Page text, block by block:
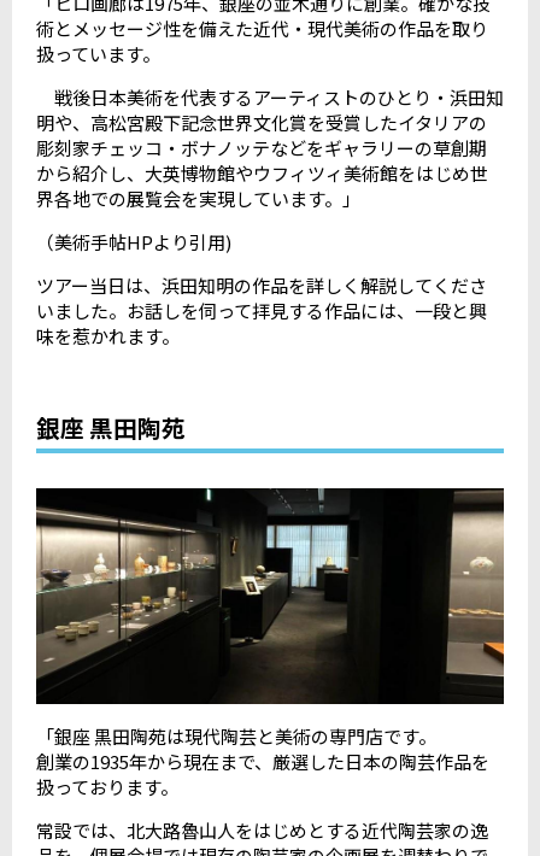
術とメッセージ性を備えた近代・現代美術の作品を取り
扱っています。
戦後日本美術を代表するアーティストのひとり・浜田知
明や、高松宮殿下記念世界文化賞を受賞したイタリアの
彫刻家チェッコ・ボナノッテなどをギャラリーの草創期
から紹介し、大英博物館やウフィツィ美術館をはじめ世
界各地での展覧会を実現しています。」
（美術手帖HPより引用)
ツアー当日は、浜田知明の作品を詳しく解説してくださ
いました。お話しを伺って拝見する作品には、一段と興
味を惹かれます。
銀座 黒田陶苑
「銀座 黒田陶苑は現代陶芸と美術の専門店です。
創業の1935年から現在まで、厳選した日本の陶芸作品を
扱っております。
常設では、北大路魯山人をはじめとする近代陶芸家の逸